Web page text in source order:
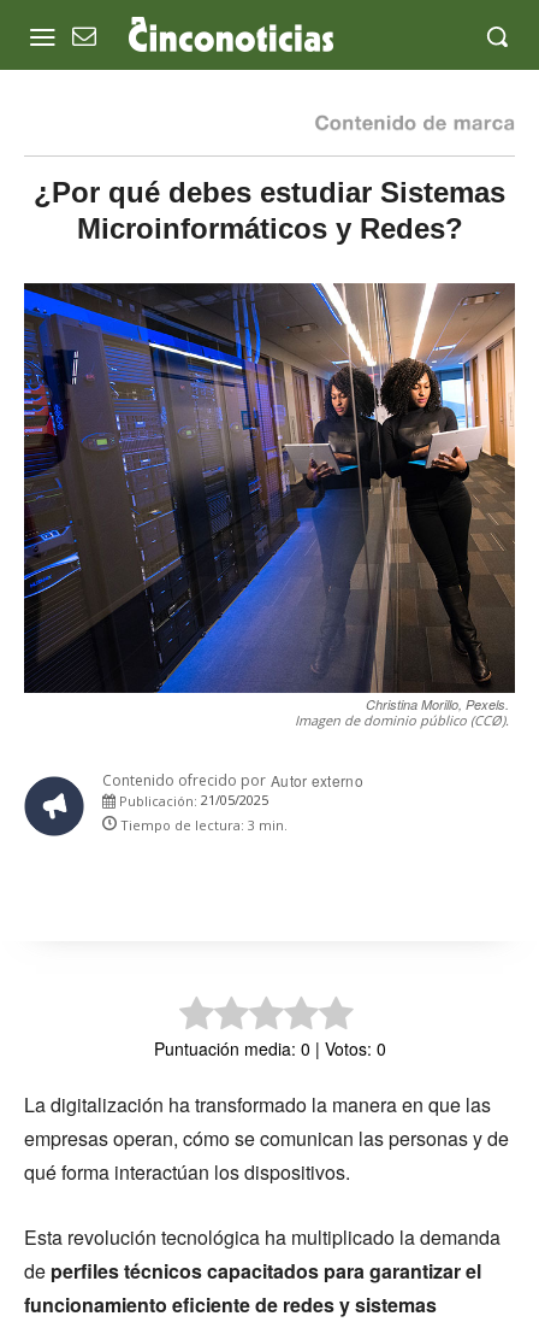
¿Por qué debes estudiar Sistemas
Microinformáticos y Redes?
Christina Morillo, Pexels.
Imagen de dominio público (CCØ).
Contenido ofrecido por Autor externo
Publicación: 21/05/2025
Tiempo de lectura: 3 min.
Puntuación media: 0 | Votos: 0
La digitalización ha transformado la manera en que las
empresas operan, cómo se comunican las personas y de
qué forma interactúan los dispositivos.
Esta revolución tecnológica ha multiplicado la demanda
de perfiles técnicos capacitados para garantizar el
funcionamiento eficiente de redes y sistemas